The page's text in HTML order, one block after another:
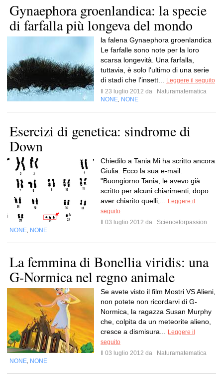
Gynaephora groenlandica: la specie
di farfalla più longeva del mondo
la falena Gynaephora groenlandica
Le farfalle sono note per la loro
scarsa longevità. Una farfalla,
tuttavia, è solo l'ultimo di una serie
di stadi che l'insett...
Leggere il seguito
Il 23 luglio 2012 da
Naturamatematica
NONE NONE
Esercizi di genetica: sindrome di
Down
Chiedilo a Tania Mi ha scritto ancora
Giulia. Ecco la sua e-mail.
"Buongiorno Tania, le avevo già
scritto per alcuni chiarimenti, dopo
aver chiarito quelli,...
Leggere il
seguito
Il 03 luglio 2012 da
Scienceforpassion
NONE NONE
La femmina di Bonellia viridis: una
G-Normica nel regno animale
Se avete visto il film Mostri VS Alieni,
non potete non ricordarvi di G-
Normica, la ragazza Susan Murphy
che, colpita da un meteorite alieno,
cresce a dismisura...
Leggere il
seguito
Il 03 luglio 2012 da
Naturamatematica
NONE NONE